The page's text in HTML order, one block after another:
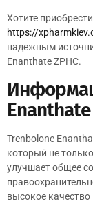
Хотите
https://
надежным
Enanthate ZPHC.
Enanthate
Trenbolone
который не
улучшает общее
высокое